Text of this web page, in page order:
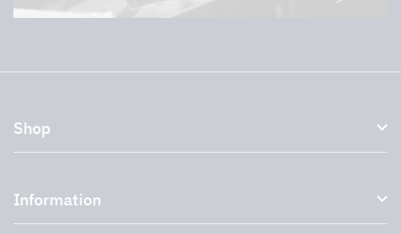
Shop
External ventilation fans
Plasma filter
Information